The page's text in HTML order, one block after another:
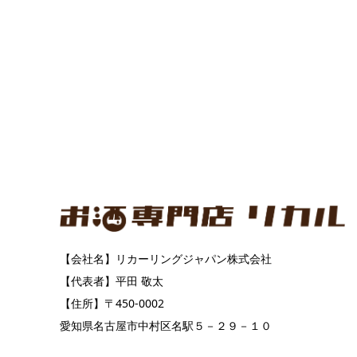
【会社名】リカーリングジャパン株式会社
【代表者】平田 敬太
【住所】〒450-0002
愛知県名古屋市中村区名駅５－２９－１０